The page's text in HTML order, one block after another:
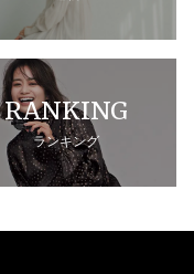
RANKING
ランキング